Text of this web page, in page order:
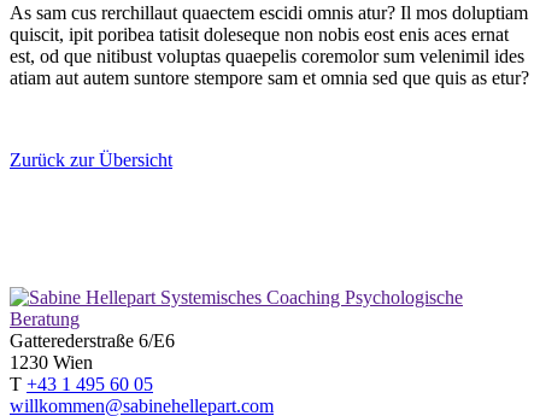
As sam cus rerchillaut quaectem escidi omnis atur? Il mos doluptiam
quiscit, ipit poribea tatisit doleseque non nobis eost enis aces ernat
est, od que nitibust voluptas quaepelis coremolor sum velenimil ides
atiam aut autem suntore stempore sam et omnia sed que quis as etur?
Zurück zur Übersicht
Gatterederstraße 6/E6
1230 Wien
T +43 1 495 60 05
willkommen@sabinehellepart.com